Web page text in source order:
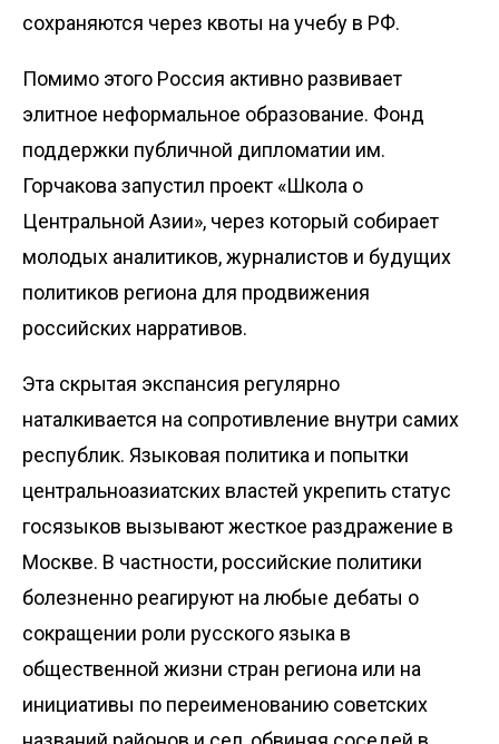
сохраняются через квоты на учебу в РФ.
Помимо этого Россия активно развивает
элитное неформальное образование. Фонд
поддержки публичной дипломатии им.
Горчакова запустил проект «Школа о
Центральной Азии», через который собирает
молодых аналитиков, журналистов и будущих
политиков региона для продвижения
российских нарративов.
Эта скрытая экспансия регулярно
наталкивается на сопротивление внутри самих
республик. Языковая политика и попытки
центральноазиатских властей укрепить статус
госязыков вызывают жесткое раздражение в
Москве. В частности, российские политики
болезненно реагируют на любые дебаты о
сокращении роли русского языка в
общественной жизни стран региона или на
инициативы по переименованию советских